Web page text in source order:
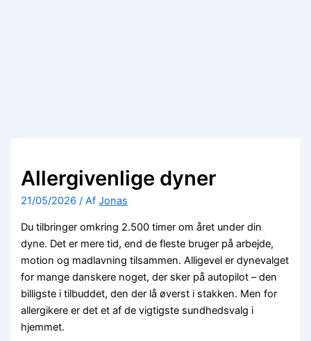
Allergivenlige dyner
21/05/2026/ AfJonas
Du tilbringer omkring 2.500 timer om året under din
dyne. Det er mere tid, end de fleste bruger på arbejde,
motion og madlavning tilsammen. Alligevel er dynevalget
for mange danskere noget, der sker på autopilot – den
billigste i tilbuddet, den der lå øverst i stakken. Men for
allergikere er det et af de vigtigste sundhedsvalg i
hjemmet.